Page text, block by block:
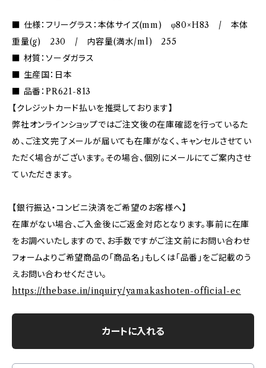
■ 仕様：フリーグラス：本体サイズ(mm) φ80×H83 / 本体
重量(g) 230 / 内容量(満水/ml) 255
■ 材質：ソーダガラス
■ 生産国：日本
■ 品番：PR621-813
【クレジットカード払いを推奨しております】
弊社オンラインショップではご注文後の在庫確認を行っているた
め、ご注文完了メールが届いても在庫がなく、キャンセルさせてい
ただく場合がございます。その場合、個別にメールにてご案内させ
ていただきます。
【銀行振込・コンビニ決済をご希望のお客様へ】
在庫がない場合、ご入金後にご返金対応となります。事前に在庫
をお調べいたしますので、お手数ですがご注文前にお問い合わせ
フォームよりご希望商品の「商品名」もしくは「品番」をご記載のう
えお問い合わせください。
https://thebase.in/inquiry/yamakashoten-official-ec
カートに入れる